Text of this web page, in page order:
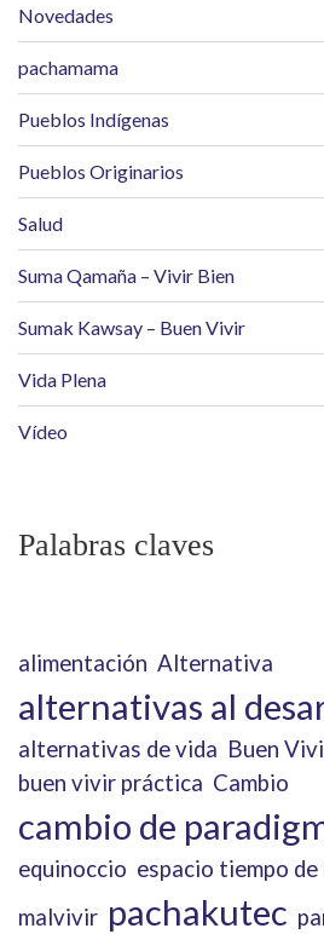
Novedades
pachamama
Pueblos Indígenas
Pueblos Originarios
Salud
Suma Qamaña – Vivir Bien
Sumak Kawsay – Buen Vivir
Vida Plena
Vídeo
Palabras claves
alimentación Alternativa
alternativas al
alternativas de vida Buen
buen vivir práctica Cambio
cambio de
equinoccio espacio tiempo
malvivir pachakutec